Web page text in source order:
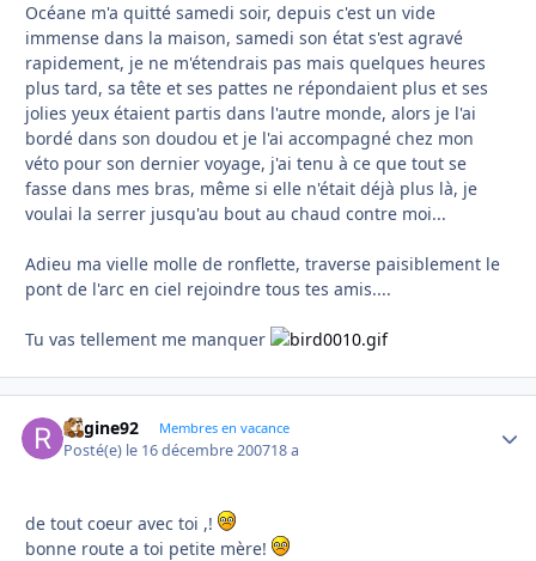
Océane m'a quitté samedi soir, depuis c'est un vide
immense dans la maison, samedi son état s'est agravé
rapidement, je ne m'étendrais pas mais quelques heures
plus tard, sa tête et ses pattes ne répondaient plus et ses
jolies yeux étaient partis dans l'autre monde, alors je l'ai
bordé dans son doudou et je l'ai accompagné chez mon
véto pour son dernier voyage, j'ai tenu à ce que tout se
fasse dans mes bras, même si elle n'était déjà plus là, je
voulai la serrer jusqu'au bout au chaud contre moi...
Adieu ma vielle molle de ronflette, traverse paisiblement le
pont de l'arc en ciel rejoindre tous tes amis....
Tu vas tellement me manquer
Regine92 Membres en vacance
Posté(e) le 16 décembre 200718 a
de tout coeur avec toi ,!
bonne route a toi petite mère!